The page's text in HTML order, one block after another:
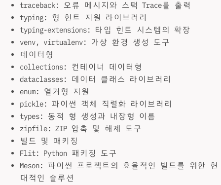
traceback: 오류 메시지와 스택 Trace를 출력
typing: 형 힌트 지원 라이브러리
typing-extensions: 타입 힌트 시스템의 확장
venv, virtualenv: 가상 환경 생성 도구
데이터형
collections: 컨테이너 데이터형
dataclasses: 데이터 클래스 라이브러리
enum: 열거형 지원
pickle: 파이썬 객체 직렬화 라이브러리
types: 동적 형 생성과 내장형 이름
zipfile: ZIP 압축 및 해제 도구
빌드 및 패키징
Flit: Python 패키징 도구
Meson: 파이썬 프로젝트의 효율적인 빌드를 위한 현
대적인 솔루션